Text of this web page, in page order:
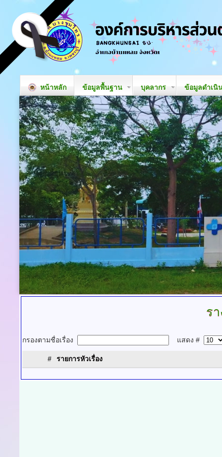
หน้าหลัก ข้อมูลพื้นฐาน บุคลากร ข้อมูลดำเนิ
ร
กรองตามชื่อเรื่อง แสดง #
# รายการหัวเรื่อง